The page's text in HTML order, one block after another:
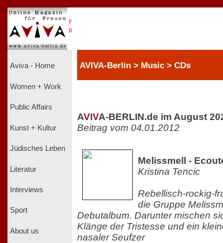
P
R
Aviva - Home
Women + Work
Public Affairs
Kunst + Kultur
Jüdisches Leben
Literatur
Interviews
Sport
About us
AVIVA-Berlin > Music > CDs
AVIVA-BERLIN.de im August
Beitrag vom 04.01.2012
Melissmell -
Kristina Tencic
Rebellisch-rockig-
die Gruppe
Debutalbum. Darunter mischen
Klänge der Tristesse und ein
nasaler Seufzer